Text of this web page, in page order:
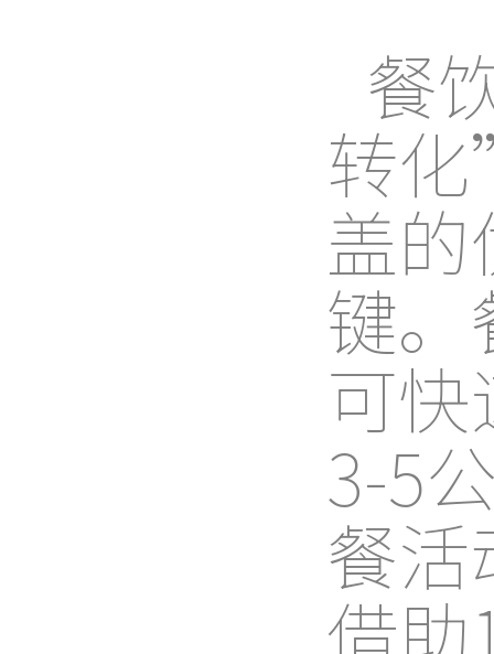
餐
转
盖
键
可
3-5
餐
借